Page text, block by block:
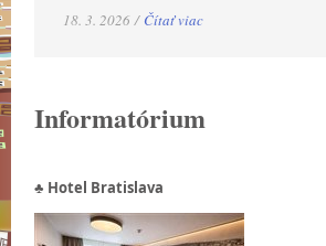
18. 3. 2026 / Čítať viac
Informatórium
♣ Hotel Bratislava